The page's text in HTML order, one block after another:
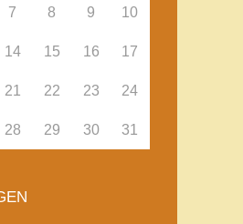
7 8 9 10
14 15 16 17
21 22 23 24
28 29 30 31